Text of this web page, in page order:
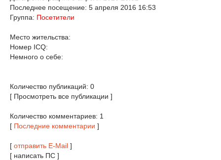
Последнее посещение: 5 апреля 2016 16:53
Группа: Посетители
Место жительства:
Номер ICQ:
Немного о себе:
Количество публикаций: 0
[ Просмотреть все публикации ]
Количество комментариев: 1
[ Последние комментарии ]
[ отправить E-Mail ]
[ написать ПС ]